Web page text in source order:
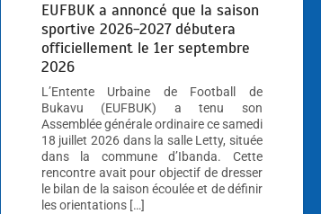
EUFBUK a annoncé que la saison
sportive 2026-2027 débutera
officiellement le 1er septembre
2026
L’Entente Urbaine de Football de
Bukavu (EUFBUK) a tenu son
Assemblée générale ordinaire ce samedi
18 juillet 2026 dans la salle Letty, située
dans la commune d’Ibanda. Cette
rencontre avait pour objectif de dresser
le bilan de la saison écoulée et de définir
les orientations […]